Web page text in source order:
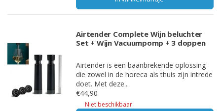
Airtender Complete Wijn beluchter
Set + Wijn Vacuumpomp + 3 doppen
Airtender is een baanbrekende oplossing
die zowel in de horeca als thuis zijn intrede
doet. Met deze...
€44,90
Niet beschikbaar